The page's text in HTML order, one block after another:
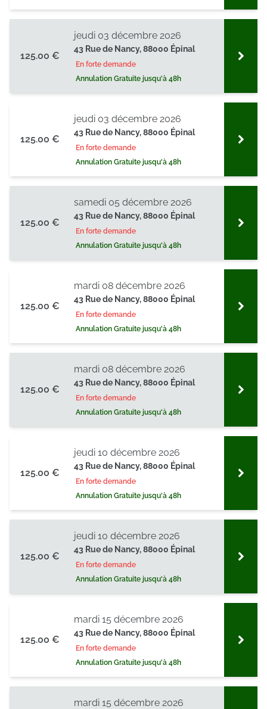
125.00 €
43 Rue de Nancy, 88000 Épinal
En forte demande
Annulation Gratuite jusqu'à 48h
jeudi 03 décembre 2026
125.00 €
43 Rue de Nancy, 88000 Épinal
En forte demande
Annulation Gratuite jusqu'à 48h
jeudi 03 décembre 2026
125.00 €
43 Rue de Nancy, 88000 Épinal
En forte demande
Annulation Gratuite jusqu'à 48h
samedi 05 décembre 2026
125.00 €
43 Rue de Nancy, 88000 Épinal
En forte demande
Annulation Gratuite jusqu'à 48h
mardi 08 décembre 2026
125.00 €
43 Rue de Nancy, 88000 Épinal
En forte demande
Annulation Gratuite jusqu'à 48h
mardi 08 décembre 2026
125.00 €
43 Rue de Nancy, 88000 Épinal
En forte demande
Annulation Gratuite jusqu'à 48h
jeudi 10 décembre 2026
125.00 €
43 Rue de Nancy, 88000 Épinal
En forte demande
Annulation Gratuite jusqu'à 48h
jeudi 10 décembre 2026
125.00 €
43 Rue de Nancy, 88000 Épinal
En forte demande
Annulation Gratuite jusqu'à 48h
mardi 15 décembre 2026
mardi 15 décembre 2026